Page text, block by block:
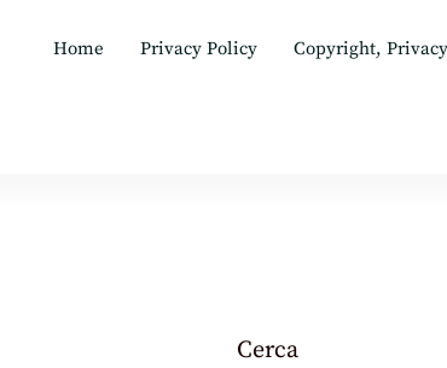
Home Privacy Policy Copyright,
Cerca